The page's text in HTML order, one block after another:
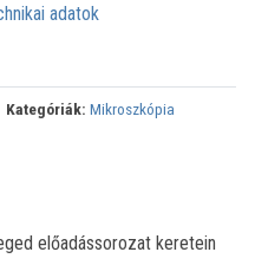
adatok
Kategóriák: Mikroszkópia
előadássorozat keretein